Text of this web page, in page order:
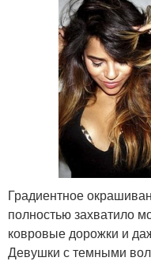
Градиентное
полностью захватило
ковровые дорожки и
Девушки с темными